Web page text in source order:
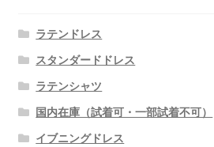
ラテンドレス
スタンダードドレス
ラテンシャツ
国内在庫（試着可・一部試着不可）
イブニングドレス